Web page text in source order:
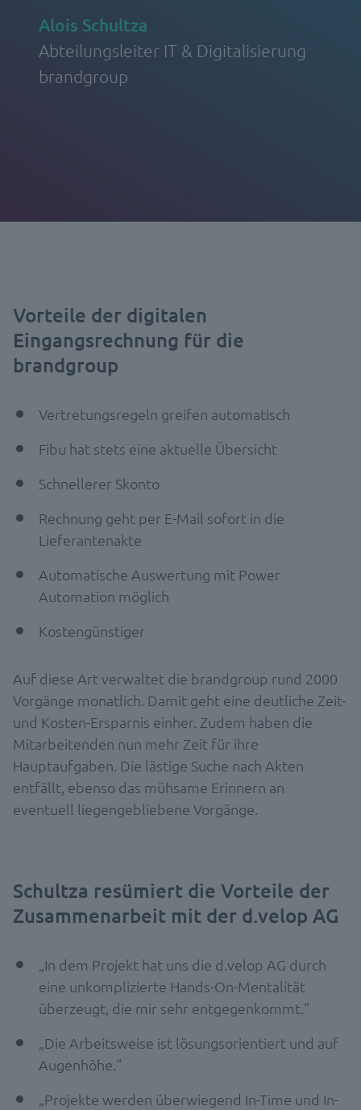
Alois Schultza
Abteilungsleiter IT & Digitalisierung
brandgroup
Vorteile der digitalen
Eingangsrechnung für die
brandgroup
Vertretungsregeln greifen automatisch
Fibu hat stets eine aktuelle Übersicht
Schnellerer Skonto
Rechnung geht per E-Mail sofort in die
Lieferantenakte
Automatische Auswertung mit Power
Automation möglich
Kostengünstiger
Auf diese Art verwaltet die brandgroup rund 2000
Vorgänge monatlich. Damit geht eine deutliche Zeit-
und Kosten-Ersparnis einher. Zudem haben die
Mitarbeitenden nun mehr Zeit für ihre
Hauptaufgaben. Die lästige Suche nach Akten
entfällt, ebenso das mühsame Erinnern an
eventuell liegengebliebene Vorgänge.
Schultza resümiert die Vorteile der
Zusammenarbeit mit der d.velop AG
„In dem Projekt hat uns die d.velop AG durch
eine unkomplizierte Hands-On-Mentalität
überzeugt, die mir sehr entgegenkommt.“
„Die Arbeitsweise ist lösungsorientiert und auf
Augenhöhe.“
„Projekte werden überwiegend In-Time und In-